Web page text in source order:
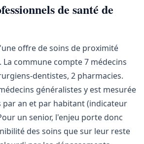
de santé de
offre de soins de proximité
commune compte 7 médecins
dentistes, 2 pharmacies.
généralistes y est mesurée
par an et par habitant (indicateur
un senior, l'enjeu porte donc
des soins que sur leur reste